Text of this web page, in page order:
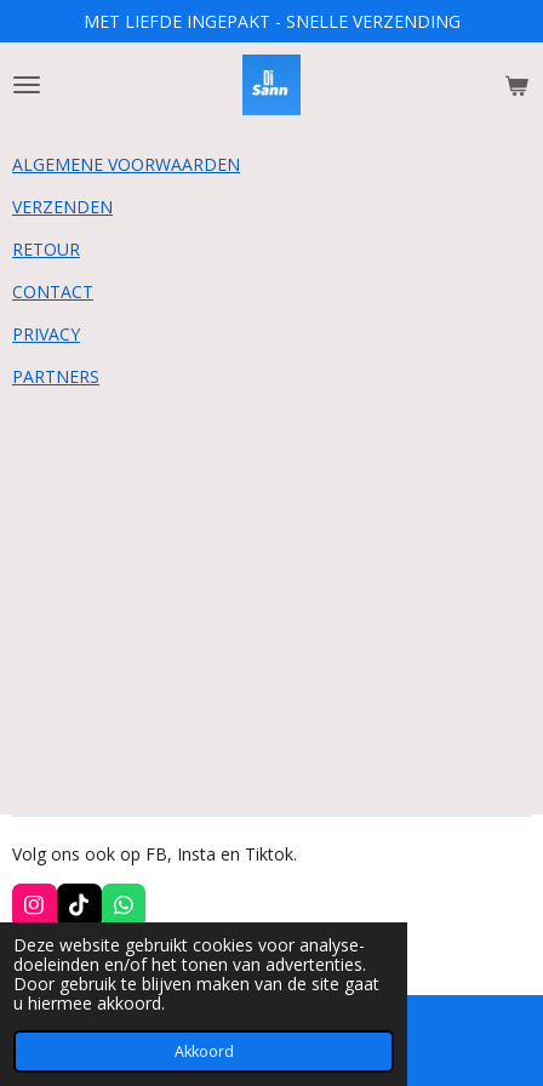
Deze website gebruikt cookies voor analyse-
doeleinden en/of het tonen van advertenties.
Door gebruik te blijven maken van de site gaat
u hiermee akkoord.
Akkoord
direct
naar
de
MET LIEFDE INGEPAKT - SNELLE VERZENDING
ALGEMENE VOORWAARDEN
VERZENDEN
RETOUR
CONTACT
PRIVACY
PARTNERS
Volg ons ook op FB, Insta en Tiktok.
I
s
t
a
g
r
m
T
k
T
o
k
W
a
t
s
A
p
© 2022 - 2026 Disann
E-mailadres